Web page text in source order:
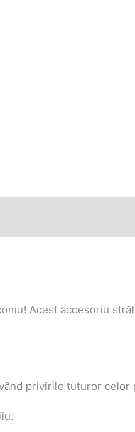
Acest accesoriu
privirile tuturor celor